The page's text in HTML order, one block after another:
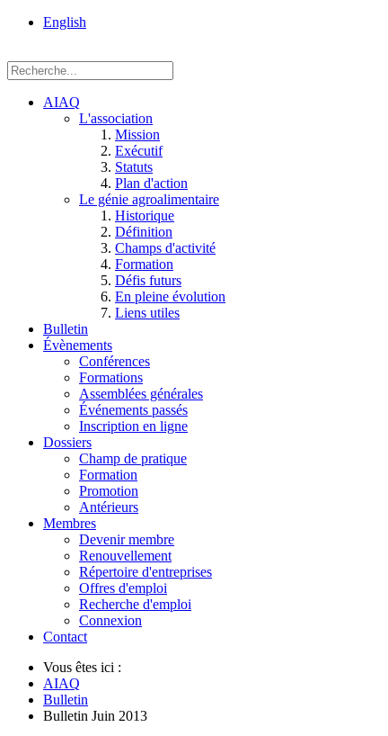
English
AIAQ
L'association
Mission
Exécutif
Statuts
Plan d'action
Le génie agroalimentaire
Historique
Définition
Champs d'activité
Formation
Défis futurs
En pleine évolution
Liens utiles
Bulletin
Évènements
Conférences
Formations
Assemblées générales
Événements passés
Inscription en ligne
Dossiers
Champ de pratique
Formation
Promotion
Antérieurs
Membres
Devenir membre
Renouvellement
Répertoire d'entreprises
Offres d'emploi
Recherche d'emploi
Connexion
Contact
Vous êtes ici :
AIAQ
Bulletin
Bulletin Juin 2013
Einstein, Québec
G1P